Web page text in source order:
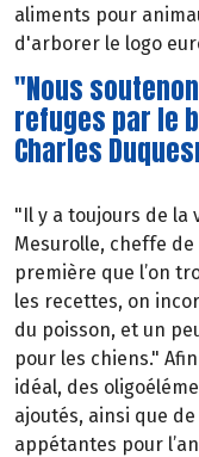
aliments pour
d'arborer le logo
"Nous
refuges par le
Charles
"Il y a toujours de la
Mesurolle, cheffe
première que l’on
les recettes, on
du poisson, et un
pour les chiens."
idéal, des
ajoutés, ainsi que
appétantes pour